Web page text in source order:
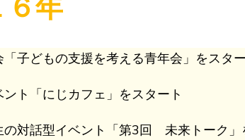
６年
子どもの支援を考える青年会」をスタ
ト「にじカフェ」をスタート
対話型イベント「第3回 未来トーク」